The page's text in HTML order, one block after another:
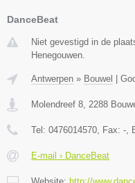
DanceBeat
Niet gevestigd in de
Henegouwen.
Antwerpen » Bouwel
Molendreef 8, 2288
Tel: 0476014570, Fax: -,
E-mail › DanceBeat